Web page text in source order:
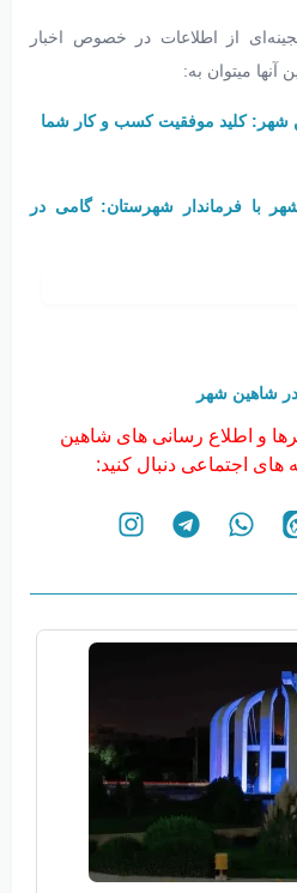
از اطلاعات در خصوص اخبار
میتوان به:
شهر: کلید موفقیت کسب و کار شما
با فرماندار شهرستان: گامی در
شاهین شهر
و اطلاع رسانی های شاهین
های اجتماعی دنبال کنید: